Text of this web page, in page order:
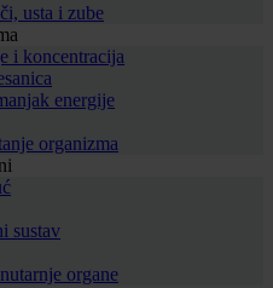
usta i zube
i koncentracija
energije
organizma
sustav
organe